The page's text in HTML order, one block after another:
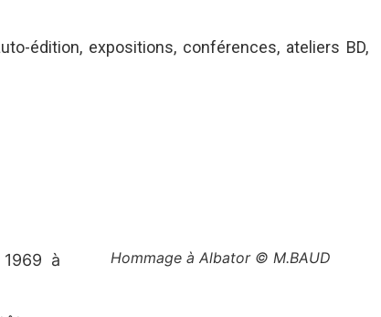
édition, expositions, conférences, ateliers BD,
à
Hommage à Albator © M.BAUD